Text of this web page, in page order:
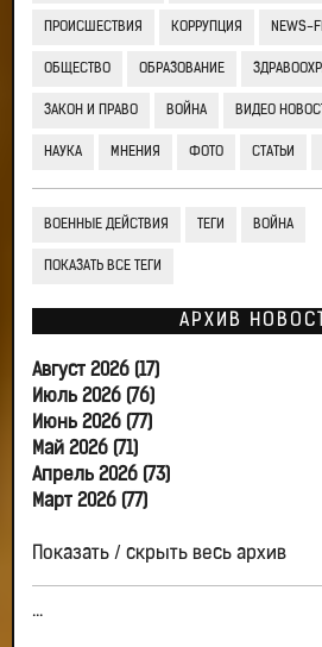
ПРОИСШЕСТВИЯ КОРРУПЦИЯ NEWS-
ОБЩЕСТВО ОБРАЗОВАНИЕ
ЗАКОН И ПРАВО ВОЙНА ВИДЕО
НАУКА МНЕНИЯ ФОТО СТАТЬИ
ВОЕННЫЕ ДЕЙСТВИЯ ТЕГИ ВОЙНА
ПОКАЗАТЬ ВСЕ ТЕГИ
АРХИВ
Август 2026 (17)
Июль 2026 (76)
Июнь 2026 (77)
Май 2026 (71)
Апрель 2026 (73)
Март 2026 (77)
Показать / скрыть весь архив
...